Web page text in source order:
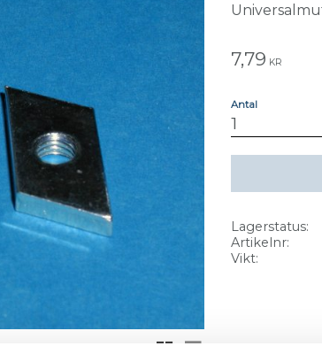
Rutnätsvy
Listvy
7,79 KR
Antal
Lagerstatus
Artikelnr
Vikt